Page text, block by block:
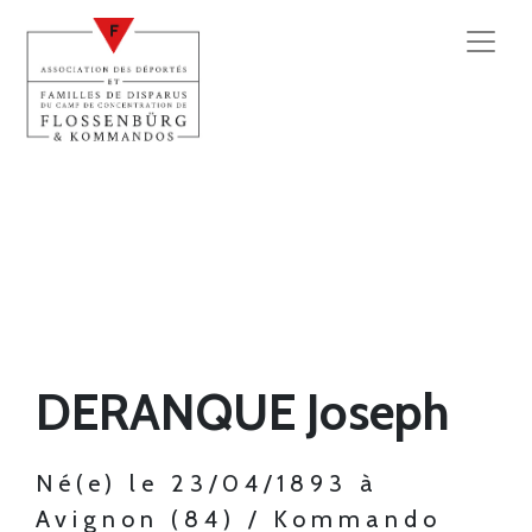
DERANQUE Joseph
Né(e) le 23/04/1893 à
Avignon (84) / Kommando